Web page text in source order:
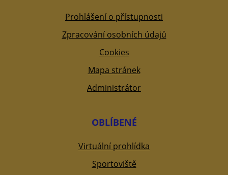
Prohlášení o přístupnosti
Zpracování osobních údajů
Cookies
Mapa stránek
Administrátor
OBLÍBENÉ
Virtuální prohlídka
Sportoviště